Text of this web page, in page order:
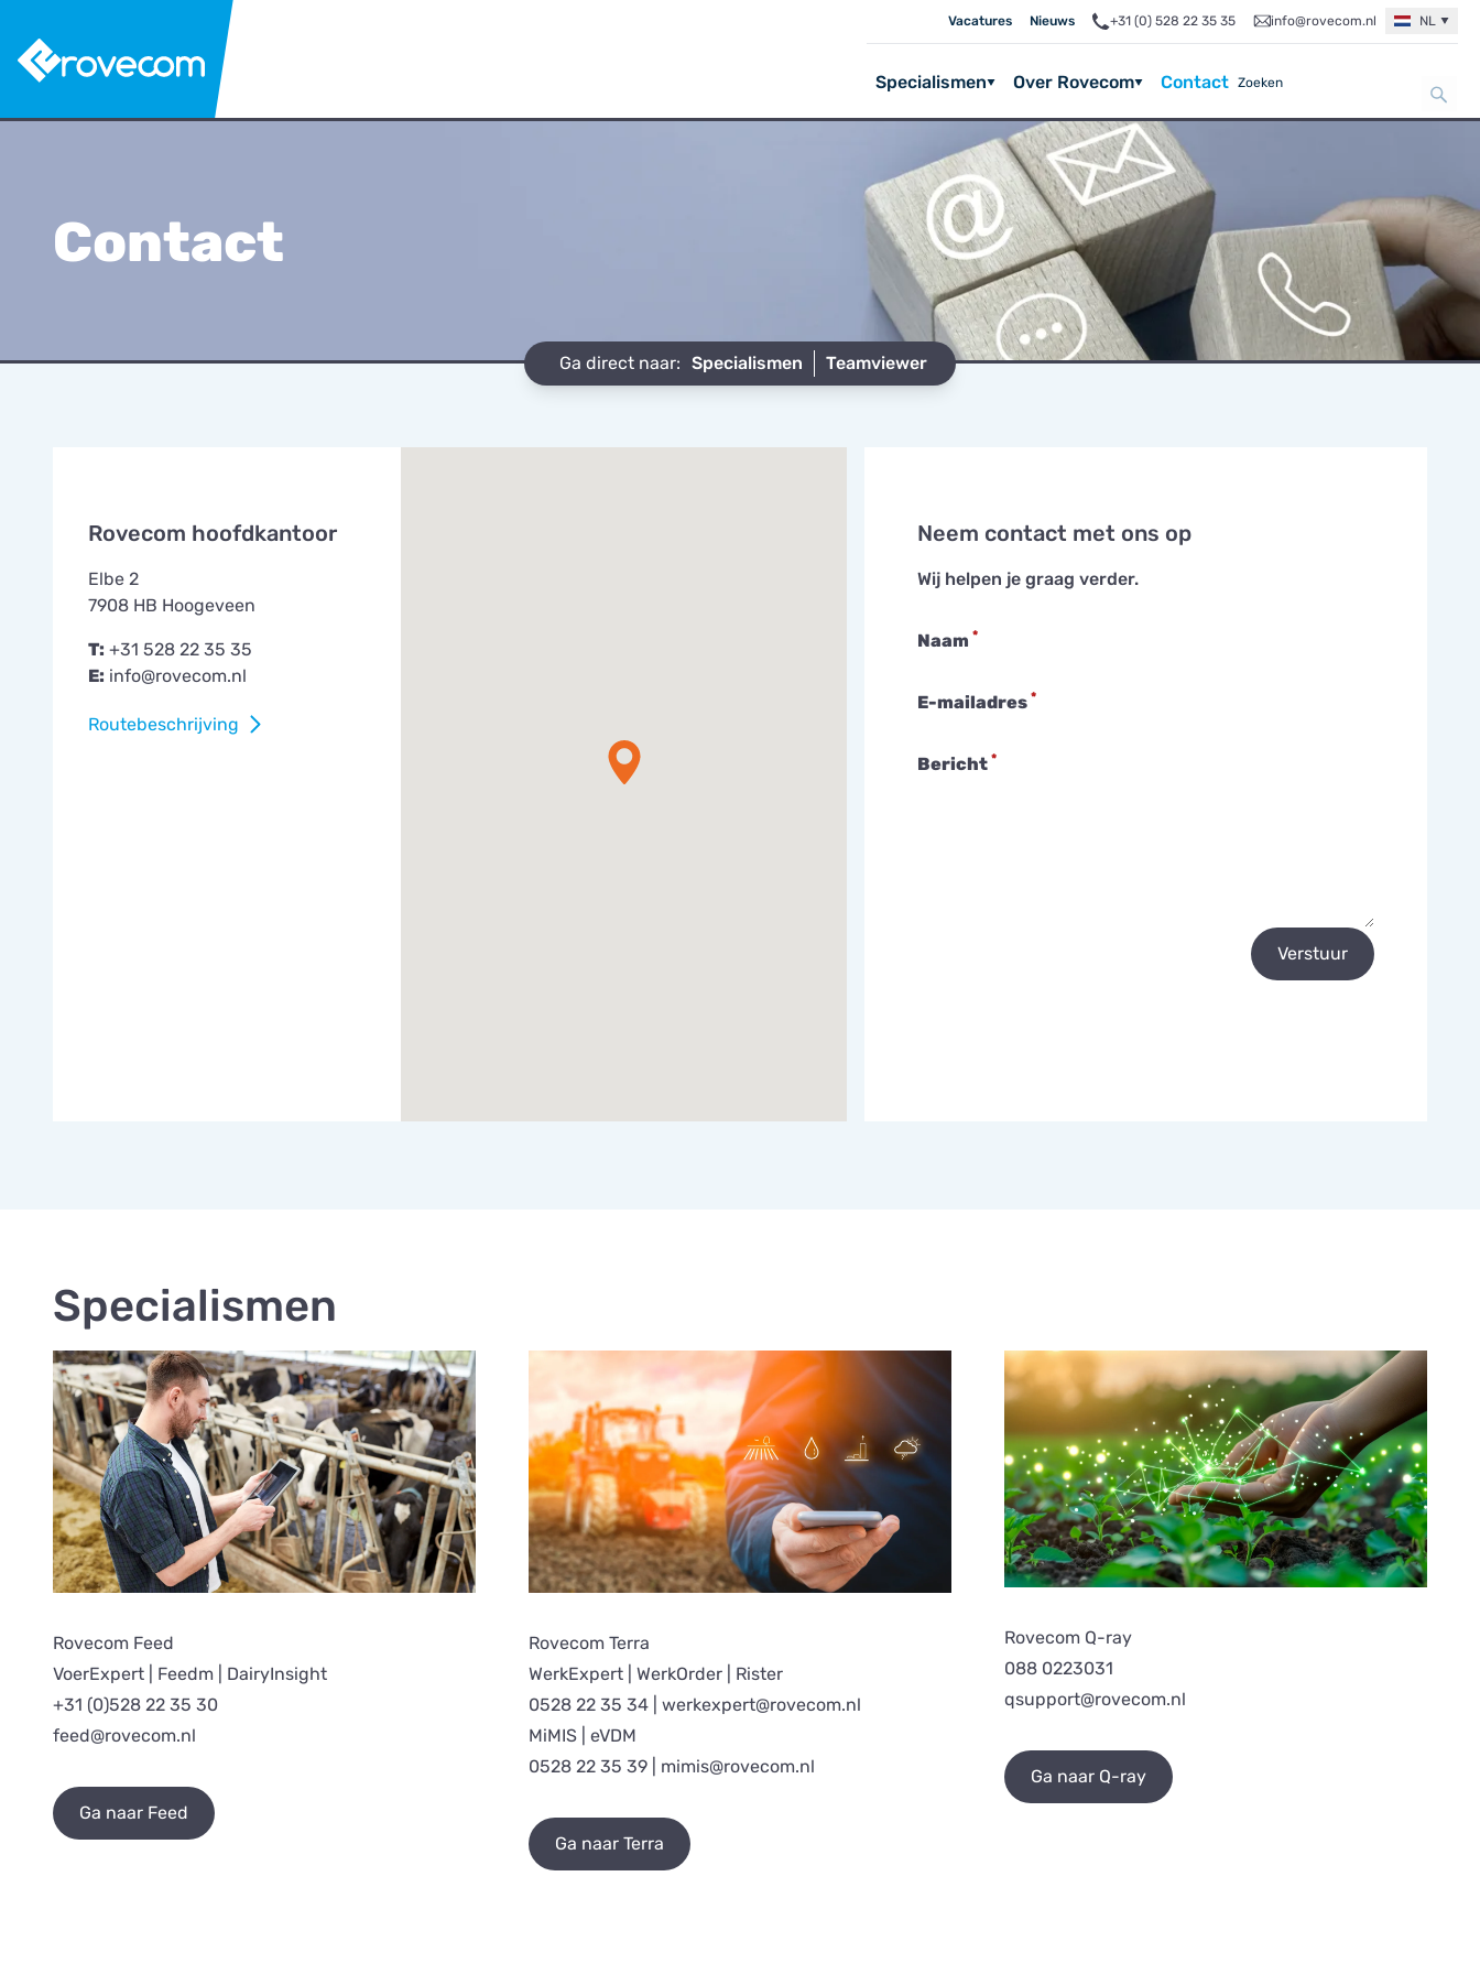
Vacatures Nieuws +31 (0) 528 22 35 35 info@rovecom.nl NL
Specialismen Over Rovecom Contact
Contact
Ga direct naar: Specialismen Teamviewer
Rovecom hoofdkantoor
Elbe 2
7908 HB Hoogeveen
T: +31 528 22 35 35
E: info@rovecom.nl
Routebeschrijving
Neem contact met ons op
Wij helpen je graag verder.
Naam*
E-mailadres*
Bericht*
Verstuur
Specialismen
Rovecom Feed
VoerExpert | Feedm | DairyInsight
+31 (0)528 22 35 30
feed@rovecom.nl
Ga naar Feed
Rovecom Terra
WerkExpert | WerkOrder | Rister
0528 22 35 34| werkexpert@rovecom.nl
MiMIS | eVDM
0528 22 35 39| mimis@rovecom.nl
Ga naar Terra
Rovecom Q-ray
088 0223031
qsupport@rovecom.nl
Ga naar Q-ray